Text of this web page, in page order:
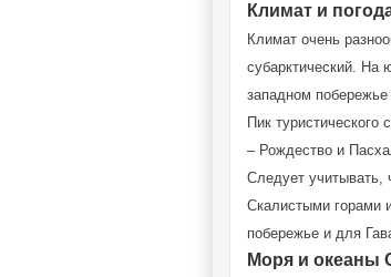
Климат и
Климат очень
субарктический. На
западном
Пик
– Рождество и
Следует учитывать,
Скалистыми горами
побережье и для
Моря и